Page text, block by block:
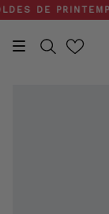
Skip
to
content
Recherche